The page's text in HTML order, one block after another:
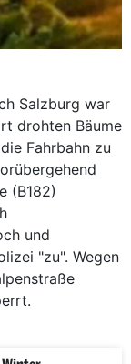
Salzburg war
drohten Bäume
Fahrbahn zu
(B182)
und
"zu". Wegen